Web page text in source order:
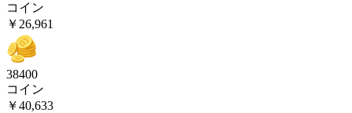
コイン
￥26,961
38400
コイン
￥40,633